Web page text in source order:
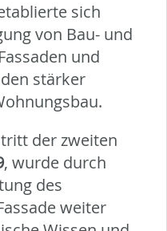
sich
von Bau- und
und
stärker
der zweiten
, wurde durch
des
weiter